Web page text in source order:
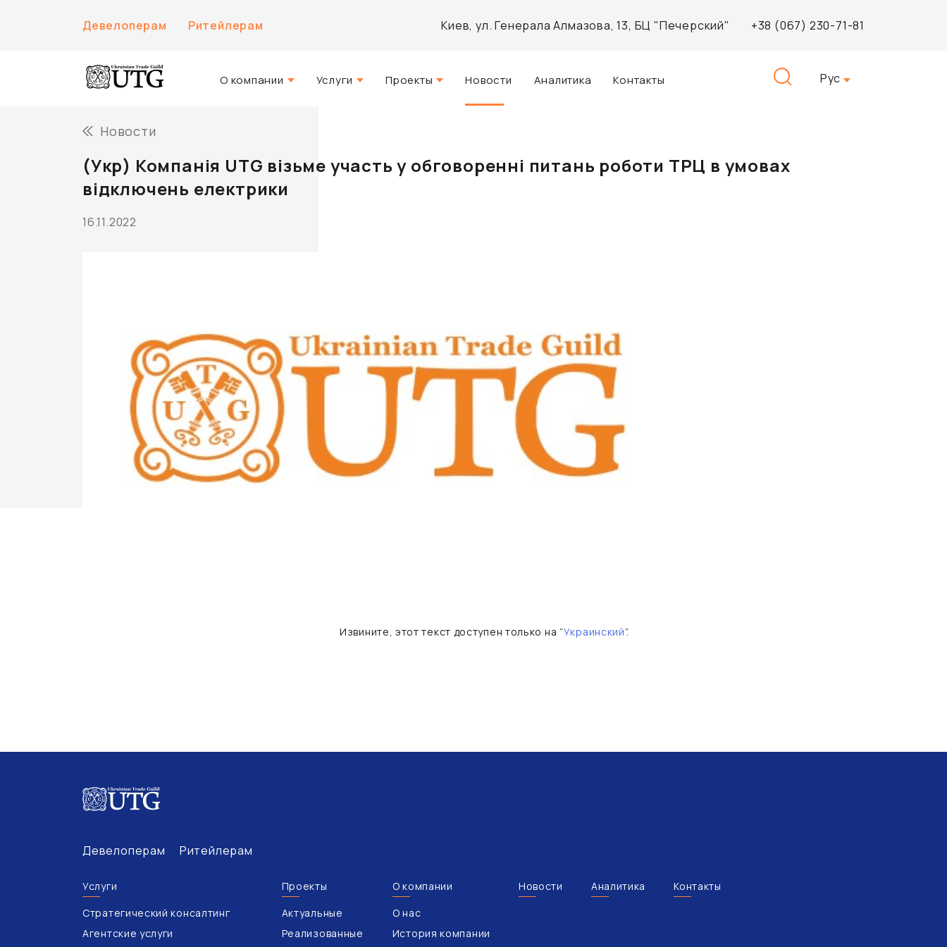
Девелоперам Ритейлерам Киев, ул. Генерала Алмазова, 13, БЦ "Печерский" +38 (067) 230-71-81
О компании
Команда UTG
Услуги
Агентские услуги
Проекты
Разработанные
Новости Аналитика Контакты Рус
Новости
(Укр) Компанія UTG візьме участь у обговоренні питань роботи ТРЦ в умовах
відключень електрики
16.11.2022
Извините, этот текст доступен только на “Украинский”.
Девелоперам Ритейлерам
Услуги
Стратегический консалтинг
Агентские услуги
Проекты
Актуальные
Реализованные
О компании
О нас
История компании
Новости Аналитика Контакты